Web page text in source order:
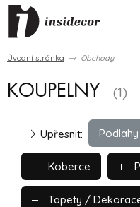
Úvodní stránka Obchody
KOUPELNY (1)
Upřesnit:
Koberce
Tapety /